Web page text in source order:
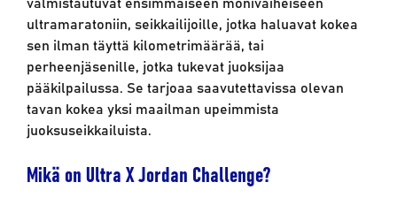
ultramaratoniin, seikkailijoille, jotka haluavat kokea
sen ilman täyttä kilometrimäärää, tai
perheenjäsenille, jotka tukevat juoksijaa
pääkilpailussa. Se tarjoaa saavutettavissa olevan
tavan kokea yksi maailman upeimmista
juoksuseikkailuista.
Mikä on Ultra X Jordan Challenge?